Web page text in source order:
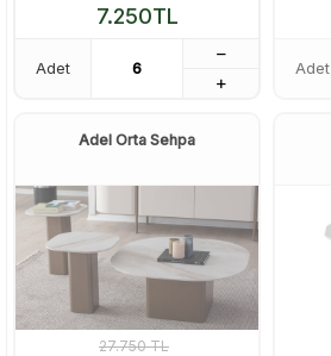
7.250TL
Adet Adet
Adel Orta Sehpa
27.750TL